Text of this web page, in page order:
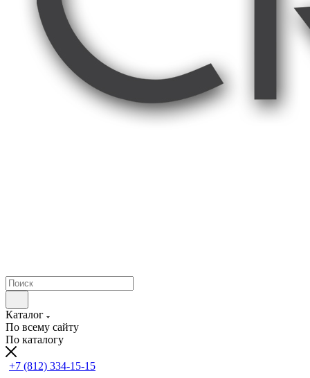
Каталог
По всему сайту
По каталогу
+7 (812) 334-15-15